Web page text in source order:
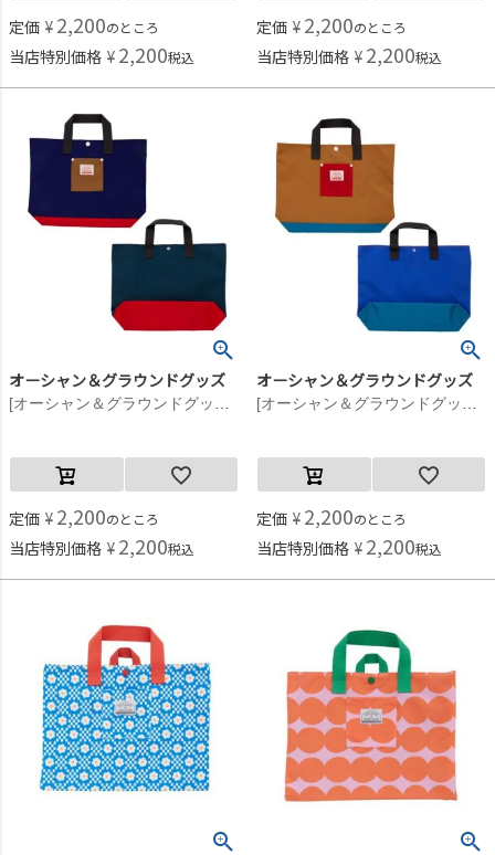
定価 ¥ 2,200のところ
当店特別価格 ¥ 2,200税込
定価 ¥ 2,200のところ
当店特別価格 ¥ 2,200税込
オーシャン＆グラウンドグッズ
定価 ¥ 2,200のところ
当店特別価格 ¥ 2,200税込
オーシャン＆グラウンドグッズ
定価 ¥ 2,200のところ
当店特別価格 ¥ 2,200税込